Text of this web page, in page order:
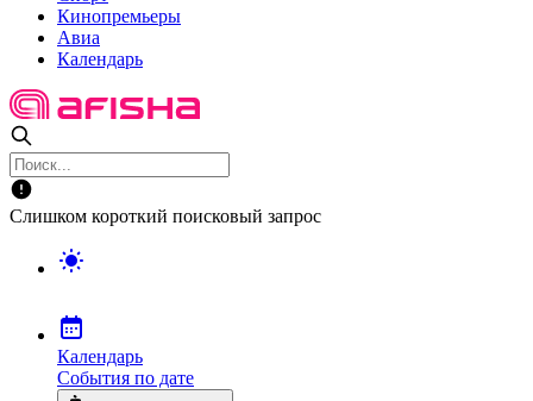
Кинопремьеры
Авиа
Календарь
Слишком короткий поисковый запрос
Календарь
События по дате